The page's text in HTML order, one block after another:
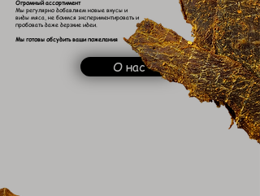
Огромный ассортимент
Мы регулярно добавляем новые вкусы и
виды мяса, не боимся экспериментировать и
пробовать даже дерзкие идеи.
Мы готовы обсудить ваши пожелания
О нас